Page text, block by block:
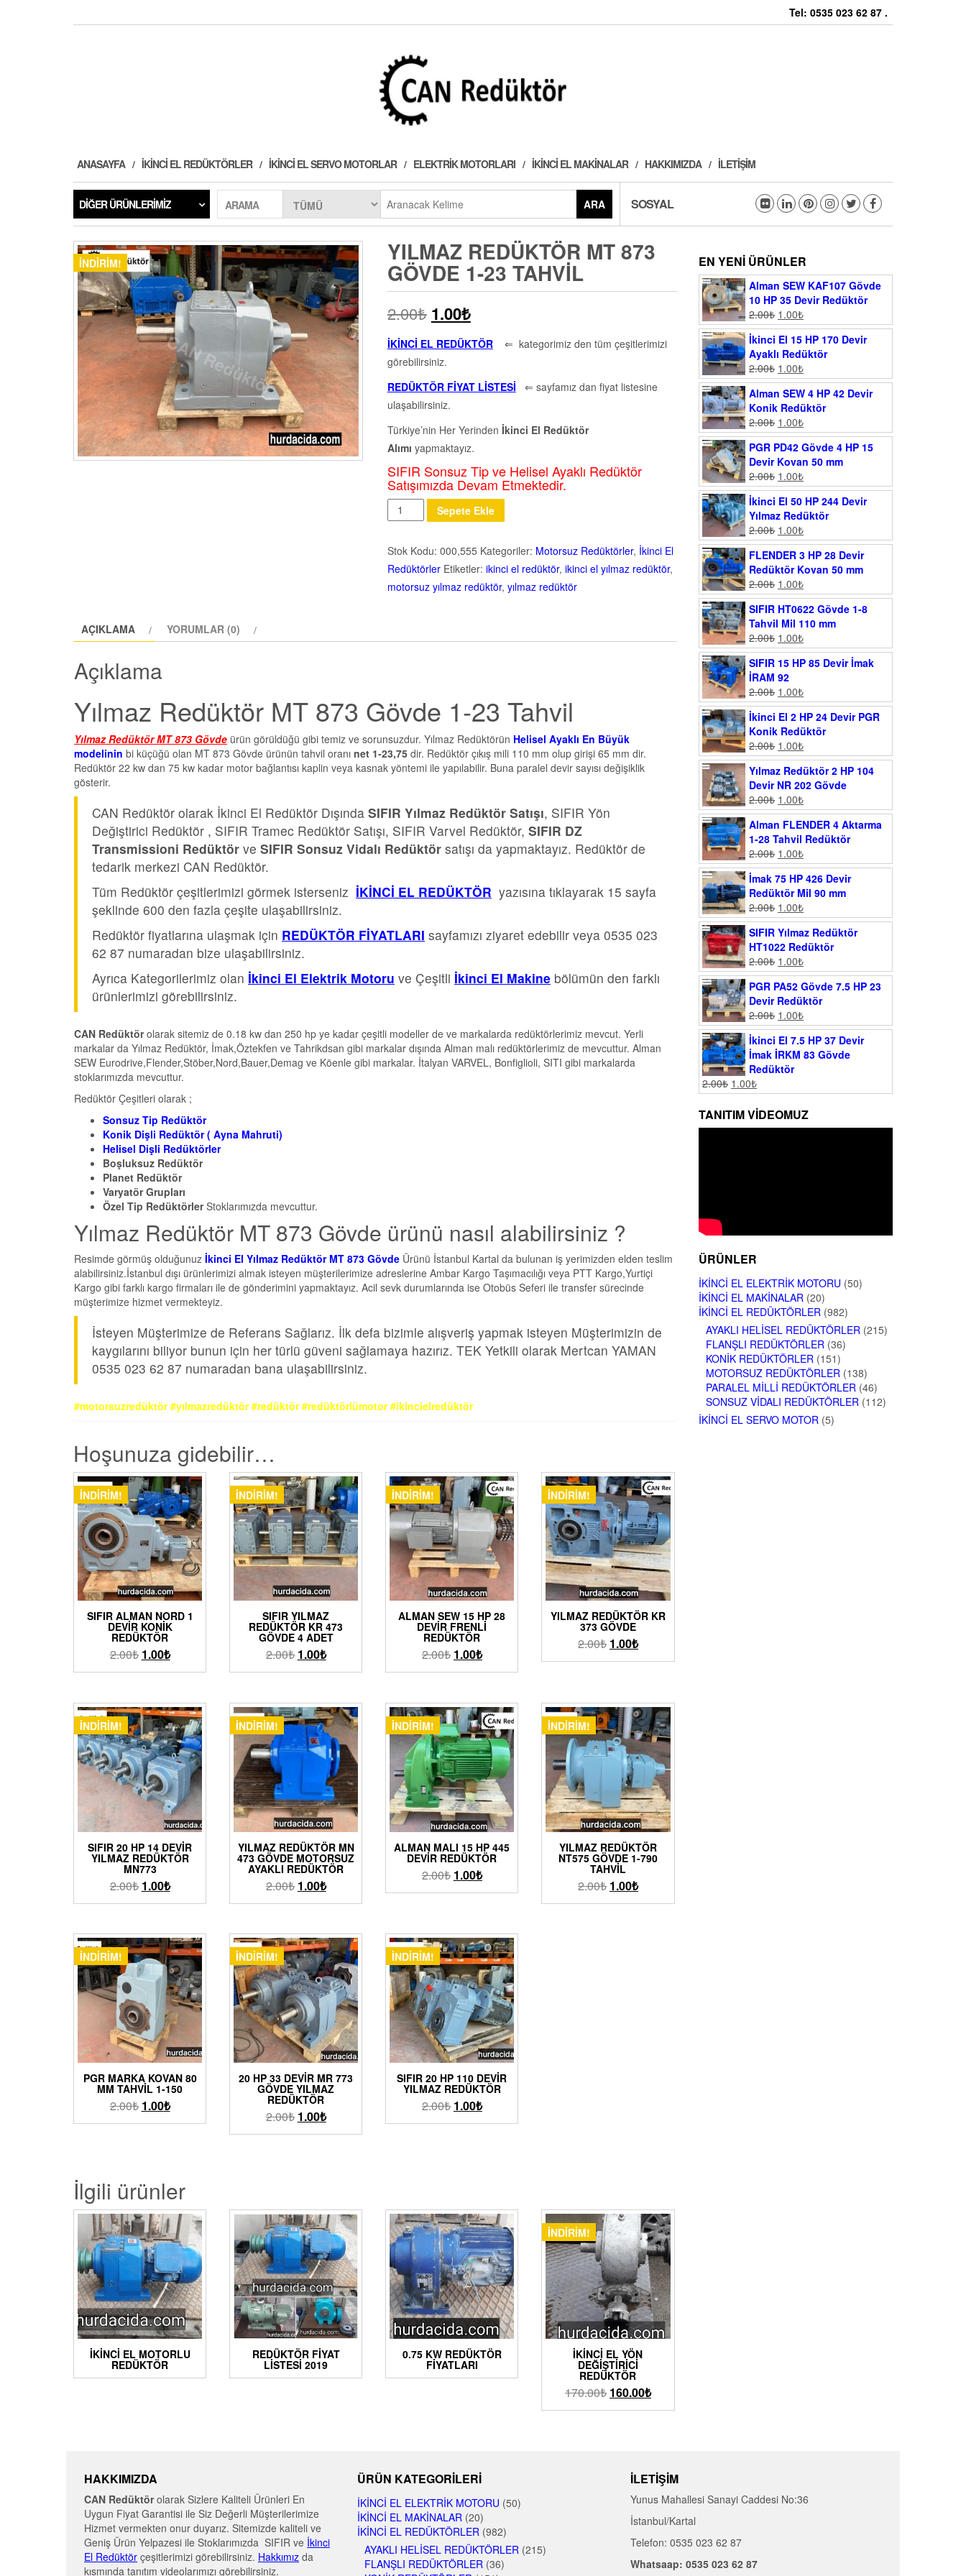
Tel: 0535 023 62 87 .
ANASAYFA İKINCI EL REDÜKTÖRLER İKINCI EL SERVO MOTORLAR ELEKTRIK MOTORLARI İKINCI EL MAKINALAR HAKKIMIZDA İLETIŞIM
DIĞER ÜRÜNLERIMIZ ARAMA ARA SOSYAL
İNDIRIM! YILMAZ REDÜKTÖR MT 873
GÖVDE 1-23 TAHVIL
2.00₺ 1.00₺
İKİNCİ EL REDÜKTÖR⇐ kategorimiz den tüm çeşitlerimizi
görebilirsiniz.
REDÜKTÖR FİYAT LİSTESİ ⇐ sayfamız dan fiyat listesine
ulaşabilirsiniz.
Türkiye’nin Her Yerinden İkinci El Redüktör
Alımı yapmaktayız.
SIFIR Sonsuz Tip ve Helisel Ayaklı Redüktör
Satışımızda Devam Etmektedir.
Miktar Sepete Ekle
Stok Kodu: 000,555 Kategoriler: Motorsuz Redüktörler, İkinci El
Redüktörler Etiketler: ikinci el redüktör, ikinci el yılmaz redüktör,
motorsuz yılmaz redüktör, yılmaz redüktör
AÇIKLAMA YORUMLAR (0)
Açıklama
Yılmaz Redüktör MT 873 Gövde 1-23 Tahvil
Yılmaz Redüktör MT 873 Gövde ürün görüldüğü gibi temiz ve sorunsuzdur. Yılmaz Redüktörün Helisel Ayaklı En Büyük
modelinin bi küçüğü olan MT 873 Gövde ürünün tahvil oranı net 1-23,75 dir. Redüktör çıkış mili 110 mm olup girişi 65 mm dir.
Redüktör 22 kw dan 75 kw kadar motor bağlantısı kaplin veya kasnak yöntemi ile yapılabilir. Buna paralel devir sayısı değişiklik
gösterir.
CAN Redüktör olarak İkinci El Redüktör Dışında SIFIR Yılmaz Redüktör Satışı, SIFIR Yön
Değiştirici Redüktör , SIFIR Tramec Redüktör Satışı, SIFIR Varvel Redüktör, SIFIR DZ
Transmissioni Redüktör ve SIFIR Sonsuz Vidalı Redüktör satışı da yapmaktayız. Redüktör de
tedarik merkezi CAN Redüktör.
Tüm Redüktör çeşitlerimizi görmek isterseniz İKİNCİ EL REDÜKTÖR yazısına tıklayarak 15 sayfa
şeklinde 600 den fazla çeşite ulaşabilirsiniz.
Redüktör fiyatlarına ulaşmak için REDÜKTÖR FİYATLARI sayfamızı ziyaret edebilir veya 0535 023
62 87 numaradan bize ulaşabilirsiniz.
Ayrıca Kategorilerimiz olan İkinci El Elektrik Motoru ve Çeşitli İkinci El Makine bölümün den farklı
ürünlerimizi görebilirsiniz.
CAN Redüktörolarak sitemiz de 0.18 kw dan 250 hp ye kadar çeşitli modeller de ve markalarda redüktörlerimiz mevcut. Yerli
markalar da Yılmaz Redüktör, İmak,Öztekfen ve Tahrikdsan gibi markalar dışında Alman malı redüktörlerimiz de mevcuttur. Alman
SEW Eurodrive,Flender,Stöber,Nord,Bauer,Demag ve Köenle gibi markalar. İtalyan VARVEL, Bonfiglioli, SITI gibi markalarda
stoklarımızda mevcuttur.
Redüktör Çeşitleri olarak ;
Sonsuz Tip Redüktör
Konik Dişli Redüktör ( Ayna Mahruti)
Helisel Dişli Redüktörler
Boşluksuz Redüktör
Planet Redüktör
Varyatör Grupları
Özel Tip RedüktörlerStoklarımızda mevcuttur.
Yılmaz Redüktör MT 873 Gövde ürünü nasıl alabilirsiniz ?
Resimde görmüş olduğunuz İkinci El Yılmaz Redüktör MT 873 Gövde Ürünü İstanbul Kartal da bulunan iş yerimizden elden teslim
alabilirsiniz.İstanbul dışı ürünlerimizi almak isteyen müşterilerimize adreslerine Ambar Kargo Taşımacılığı veya PTT Kargo,Yurtiçi
Kargo gibi farklı kargo firmaları ile de gönderimini yapmaktayız. Acil sevk durumlarında ise Otobüs Seferi ile transfer sürecinde
müşterimize hizmet vermekteyiz.
İsteyen Müşterimize de Referans Sağlarız. İlk defa bizimle alışveriş yapmak isteyen Müşterimizin de
kaygılarını biliyor bunun için her türlü güveni sağlamaya hazırız. TEK Yetkili olarak Mertcan YAMAN
0535 023 62 87 numaradan bana ulaşabilirsiniz.
#motorsuzredüktör #yılmazredüktör #redüktör #redüktörlümotor #ikincielredüktör
Hoşunuza gidebilir…
İNDIRIM!
SIFIR ALMAN NORD 1
DEVIR KONIK
REDÜKTÖR
2.00₺ 1.00₺
İNDIRIM!
SIFIR YILMAZ
REDÜKTÖR KR 473
GÖVDE 4 ADET
2.00₺ 1.00₺
İNDIRIM!
ALMAN SEW 15 HP 28
DEVIR FRENLI
REDÜKTÖR
2.00₺ 1.00₺
İNDIRIM!
YILMAZ REDÜKTÖR KR
373 GÖVDE
2.00₺ 1.00₺
İNDIRIM!
SIFIR 20 HP 14 DEVIR
YILMAZ REDÜKTÖR
MN773
2.00₺ 1.00₺
İNDIRIM!
YILMAZ REDÜKTÖR MN
473 GÖVDE MOTORSUZ
AYAKLI REDÜKTÖR
2.00₺ 1.00₺
İNDIRIM!
ALMAN MALI 15 HP 445
DEVIR REDÜKTÖR
2.00₺ 1.00₺
İNDIRIM!
YILMAZ REDÜKTÖR
NT575 GÖVDE 1-790
TAHVIL
2.00₺ 1.00₺
İNDIRIM!
PGR MARKA KOVAN 80
MM TAHVIL 1-150
2.00₺ 1.00₺
İNDIRIM!
20 HP 33 DEVIR MR 773
GÖVDE YILMAZ
REDÜKTÖR
2.00₺ 1.00₺
İNDIRIM!
SIFIR 20 HP 110 DEVIR
YILMAZ REDÜKTÖR
2.00₺ 1.00₺
İlgili ürünler
İKINCI EL MOTORLU
REDÜKTÖR
REDÜKTÖR FIYAT
LISTESI 2019
0.75 KW REDÜKTÖR
FIYATLARI
İNDIRIM!
İKINCI EL YÖN
DEĞIŞTIRICI
REDÜKTÖR
170.00₺ 160.00₺
EN YENI ÜRÜNLER
Alman SEW KAF107 Gövde
10 HP 35 Devir Redüktör
2.00₺ 1.00₺
İkinci El 15 HP 170 Devir
Ayaklı Redüktör
2.00₺ 1.00₺
Alman SEW 4 HP 42 Devir
Konik Redüktör
2.00₺ 1.00₺
PGR PD42 Gövde 4 HP 15
Devir Kovan 50 mm
2.00₺ 1.00₺
İkinci El 50 HP 244 Devir
Yılmaz Redüktör
2.00₺ 1.00₺
FLENDER 3 HP 28 Devir
Redüktör Kovan 50 mm
2.00₺ 1.00₺
SIFIR HT0622 Gövde 1-8
Tahvil Mil 110 mm
2.00₺ 1.00₺
SIFIR 15 HP 85 Devir İmak
İRAM 92
2.00₺ 1.00₺
İkinci El 2 HP 24 Devir PGR
Konik Redüktör
2.00₺ 1.00₺
Yılmaz Redüktör 2 HP 104
Devir NR 202 Gövde
2.00₺ 1.00₺
Alman FLENDER 4 Aktarma
1-28 Tahvil Redüktör
2.00₺ 1.00₺
İmak 75 HP 426 Devir
Redüktör Mil 90 mm
2.00₺ 1.00₺
SIFIR Yılmaz Redüktör
HT1022 Redüktör
2.00₺ 1.00₺
PGR PA52 Gövde 7.5 HP 23
Devir Redüktör
2.00₺ 1.00₺
İkinci El 7.5 HP 37 Devir
İmak İRKM 83 Gövde
Redüktör
2.00₺ 1.00₺
TANITIM VIDEOMUZ
ÜRÜNLER
İKINCI EL ELEKTRIK MOTORU (50)
İKINCI EL MAKINALAR (20)
İKINCI EL REDÜKTÖRLER (982)
AYAKLI HELISEL REDÜKTÖRLER (215)
FLANŞLI REDÜKTÖRLER (36)
KONIK REDÜKTÖRLER (151)
MOTORSUZ REDÜKTÖRLER (138)
PARALEL MILLI REDÜKTÖRLER (46)
SONSUZ VIDALI REDÜKTÖRLER (112)
İKINCI EL SERVO MOTOR (5)
HAKKIMIZDA
CAN Redüktörolarak Sizlere Kaliteli Ürünleri En
Uygun Fiyat Garantisi ile Siz Değerli Müşterilerimize
Hizmet vermekten onur duyarız. Sitemizde kaliteli ve
Geniş Ürün Yelpazesi ile Stoklarımızda SIFIR ve İkinci
El Redüktör çeşitlerimizi görebilirsiniz. Hakkımız da
kısmında tanıtım videolarımızı görebilirsiniz.
ÜRÜN KATEGORILERI
İKINCI EL ELEKTRIK MOTORU (50)
İKINCI EL MAKINALAR (20)
İKINCI EL REDÜKTÖRLER (982)
AYAKLI HELISEL REDÜKTÖRLER (215)
FLANŞLI REDÜKTÖRLER (36)
İLETIŞIM
Yunus Mahallesi Sanayi Caddesi No:36
İstanbul/Kartal
Telefon: 0535 023 62 87
Whatsaap: 0535 023 62 87